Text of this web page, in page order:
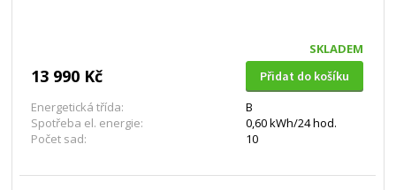
SKLADEM
13 990 Kč
Přidat do košíku
Energetická třída:
B
Spotřeba el. energie:
0,60 kWh/24 hod.
Počet sad:
10